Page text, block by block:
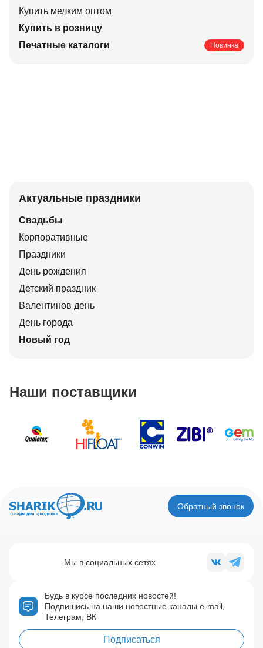
Купить мелким оптом
Купить в розницу
Печатные каталоги
Новинка
Актуальные праздники
Свадьбы
Корпоративные
Праздники
День рождения
Детский праздник
Валентинов день
День города
Новый год
Наши поставщики
Обратный звонок
Будь в курсе последних новостей!
Подпишись на наши новостные каналы e-mail,
Телеграм, ВК
Подписаться
Мы в социальных сетях